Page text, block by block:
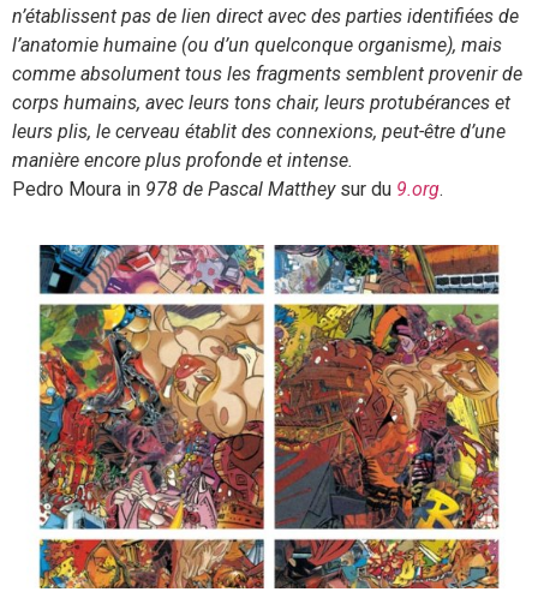
n’établissent pas de lien direct avec des parties identifiées de
l’anatomie humaine (ou d’un quelconque organisme), mais
comme absolument tous les fragments semblent provenir de
corps humains, avec leurs tons chair, leurs protubérances et
leurs plis, le cerveau établit des connexions, peut-être d’une
manière encore plus profonde et intense.
Pedro Moura in 978 de Pascal Mattheysur du 9.org.